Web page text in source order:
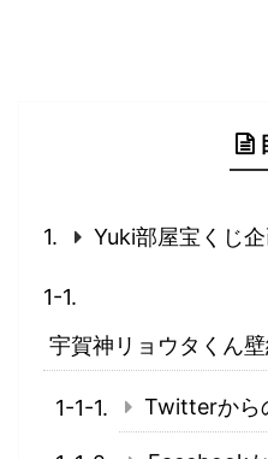
Yuki部屋宝くじ
宇賀神リョウタくん
Twitterから